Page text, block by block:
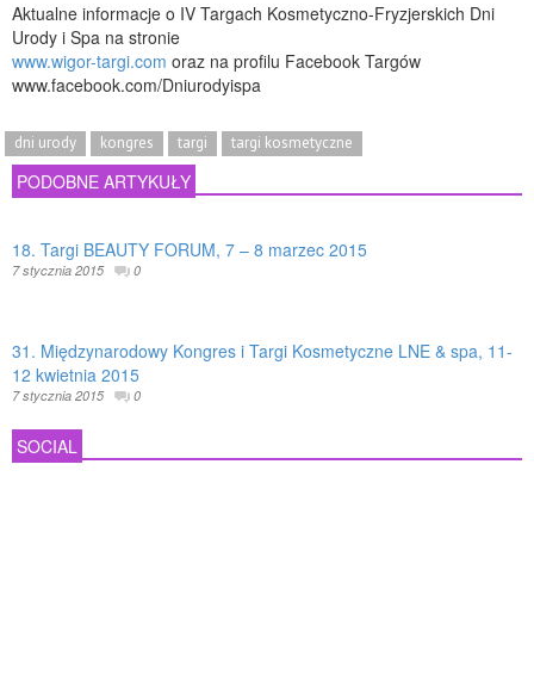
Aktualne informacje o IV Targach Kosmetyczno-Fryzjerskich Dni
Urody i Spa na stronie
www.wigor-targi.com oraz na profilu Facebook Targów
www.facebook.com/Dniurodyispa
dni urody kongres targi targi kosmetyczne
PODOBNE ARTYKUŁY
18. Targi BEAUTY FORUM, 7 – 8 marzec 2015
7 stycznia 2015 0
31. Międzynarodowy Kongres i Targi Kosmetyczne LNE & spa, 11-
12 kwietnia 2015
7 stycznia 2015 0
SOCIAL